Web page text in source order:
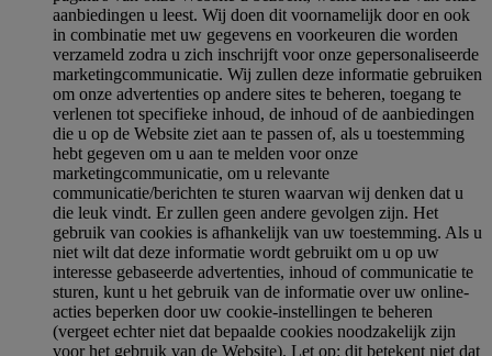
aanbiedingen u leest. Wij doen dit voornamelijk door en ook
in combinatie met uw gegevens en voorkeuren die worden
verzameld zodra u zich inschrijft voor onze gepersonaliseerde
marketingcommunicatie. Wij zullen deze informatie gebruiken
om onze advertenties op andere sites te beheren, toegang te
verlenen tot specifieke inhoud, de inhoud of de aanbiedingen
die u op de Website ziet aan te passen of, als u toestemming
hebt gegeven om u aan te melden voor onze
marketingcommunicatie, om u relevante
communicatie/berichten te sturen waarvan wij denken dat u
die leuk vindt. Er zullen geen andere gevolgen zijn. Het
gebruik van cookies is afhankelijk van uw toestemming. Als u
niet wilt dat deze informatie wordt gebruikt om u op uw
interesse gebaseerde advertenties, inhoud of communicatie te
sturen, kunt u het gebruik van de informatie over uw online-
acties beperken door uw cookie-instellingen te beheren
(vergeet echter niet dat bepaalde cookies noodzakelijk zijn
voor het gebruik van de Website). Let op: dit betekent niet dat